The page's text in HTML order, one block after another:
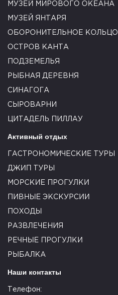
МУЗЕЙ МИРОВОГО ОКЕАНА
МУЗЕЙ ЯНТАРЯ
ОБОРОНИТЕЛЬНОЕ КОЛЬЦО
ОСТРОВ КАНТА
ПОДЗЕМЕЛЬЯ
РЫБНАЯ ДЕРЕВНЯ
СИНАГОГА
СЫРОВАРНИ
ЦИТАДЕЛЬ ПИЛЛАУ
Активный отдых
ГАСТРОНОМИЧЕСКИЕ ТУРЫ
ДЖИП ТУРЫ
МОРСКИЕ ПРОГУЛКИ
ПИВНЫЕ ЭКСКУРСИИ
ПОХОДЫ
РАЗВЛЕЧЕНИЯ
РЕЧНЫЕ ПРОГУЛКИ
РЫБАЛКА
Наши контакты
Телефон: